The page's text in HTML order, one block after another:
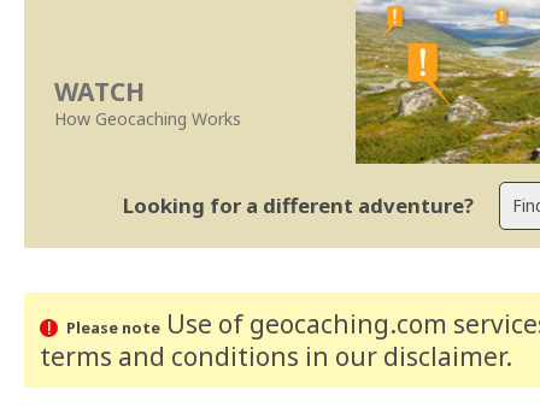
WATCH
How Geocaching Works
Looking for a different adventure?
Please noteUse of geocaching.com
terms and conditions in our disclaimer.